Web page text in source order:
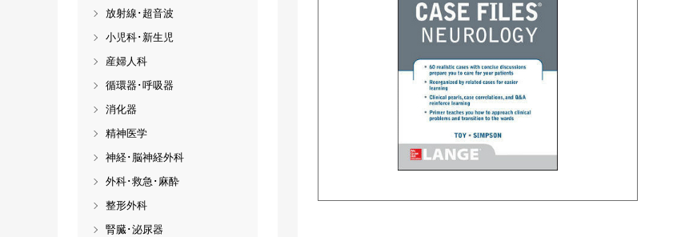
放射線･超音波
小児科･新生児
産婦人科
循環器･呼吸器
消化器
精神医学
神経･脳神経外科
外科･救急･麻酔
整形外科
腎臓･泌尿器